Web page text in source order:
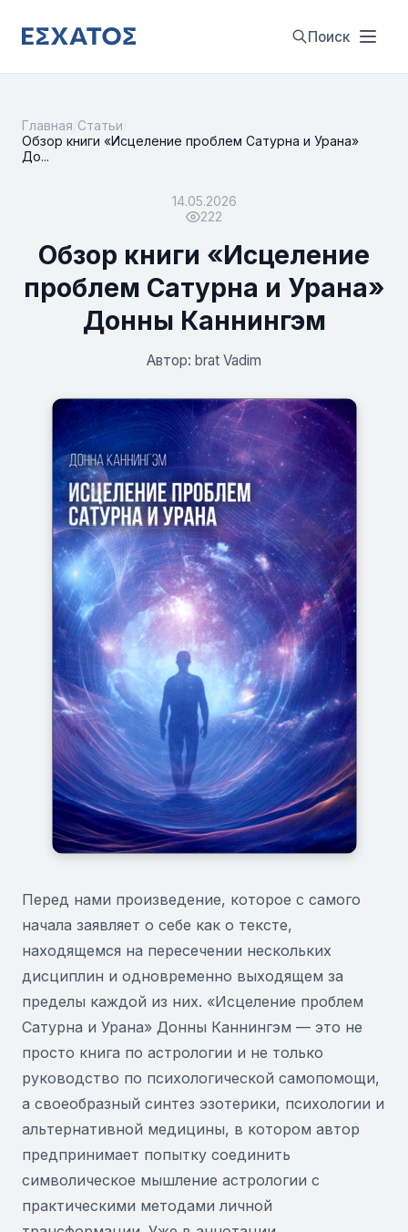
Поиск
Главная Статьи
Обзор книги «Исцеление проблем Сатурна и Урана»
До...
14.05.2026
222
Обзор книги «Исцеление
проблем Сатурна и Урана»
Донны Каннингэм
Автор: brat Vadim
Перед нами произведение, которое с самого
начала заявляет о себе как о тексте,
находящемся на пересечении нескольких
дисциплин и одновременно выходящем за
пределы каждой из них. «Исцеление проблем
Сатурна и Урана» Донны Каннингэм — это не
просто книга по астрологии и не только
руководство по психологической самопомощи,
а своеобразный синтез эзотерики, психологии и
альтернативной медицины, в котором автор
предпринимает попытку соединить
символическое мышление астрологии с
практическими методами личной